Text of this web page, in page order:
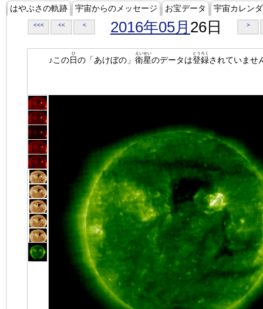
はやぶさの軌跡 宇宙からのメッセージ お宝データ 宇宙カレン
<<< << < 2016年05月 26日 >
♪この日
ひ
の「あけぼの」 衛星
えいせい
のデータは登録
とうろく
されていませ